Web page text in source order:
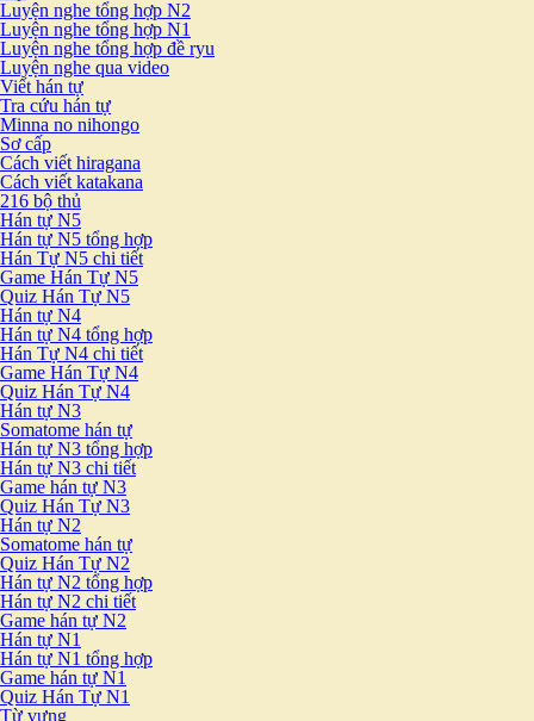
Luyện nghe tổng hợp N2
Luyện nghe tổng hợp N1
Luyện nghe tổng hợp đề ryu
Luyện nghe qua video
Viết hán tự
Tra cứu hán tự
Minna no nihongo
Sơ cấp
Cách viết hiragana
Cách viết katakana
216 bộ thủ
Hán tự N5
Hán tự N5 tổng hợp
Hán Tự N5 chi tiết
Game Hán Tự N5
Quiz Hán Tự N5
Hán tự N4
Hán tự N4 tổng hợp
Hán Tự N4 chi tiết
Game Hán Tự N4
Quiz Hán Tự N4
Hán tự N3
Somatome hán tự
Hán tự N3 tổng hợp
Hán tự N3 chi tiết
Game hán tự N3
Quiz Hán Tự N3
Hán tự N2
Somatome hán tự
Quiz Hán Tự N2
Hán tự N2 tổng hợp
Hán tự N2 chi tiết
Game hán tự N2
Hán tự N1
Hán tự N1 tổng hợp
Game hán tự N1
Quiz Hán Tự N1
Từ vựng